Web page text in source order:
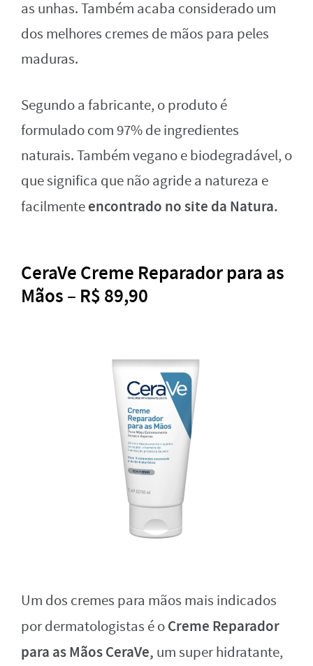
as unhas. Também acaba considerado um
dos melhores cremes de mãos para peles
maduras.
Segundo a fabricante, o produto é
formulado com 97% de ingredientes
naturais. Também vegano e biodegradável, o
que significa que não agride a natureza e
facilmenteencontrado no site da Natura.
CeraVe Creme Reparador para as
Mãos – R$ 89,90
Um dos cremes para mãos mais indicados
por dermatologistas é oCreme Reparador
para as Mãos CeraVe, um super hidratante,